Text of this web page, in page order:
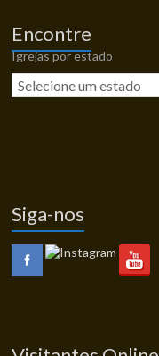
Encontre
Igrejas por estado
Siga-nos